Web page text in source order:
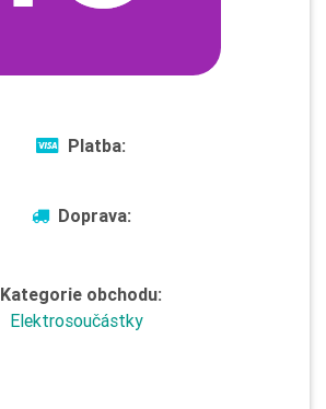
Platba:
Doprava:
Kategorie obchodu:
Elektrosoučástky